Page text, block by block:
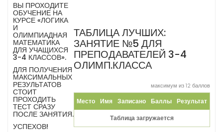
ВЫ ПРОХОДИТЕ
ОБУЧЕНИЕ НА
КУРСЕ «ЛОГИКА
И
ОЛИМПИАДНАЯ
МАТЕМАТИКА
ДЛЯ УЧАЩИХСЯ
3-4 КЛАССОВ».
ДЛЯ ПОЛУЧЕНИЯ
МАКСИМАЛЬНЫХ
РЕЗУЛЬТАТОВ
СТОИТ
ПРОХОДИТЬ
ТЕСТ СРАЗУ
ПОСЛЕ ЗАНЯТИЯ.
УСПЕХОВ!
ТАБЛИЦА ЛУЧШИХ:
ЗАНЯТИЕ №5 ДЛЯ
ПРЕПОДАВАТЕЛЕЙ 3-4
ОЛИМП.КЛАССА
максимум из 12 баллов
Место Имя Записано Баллы Результат
Таблица загружается